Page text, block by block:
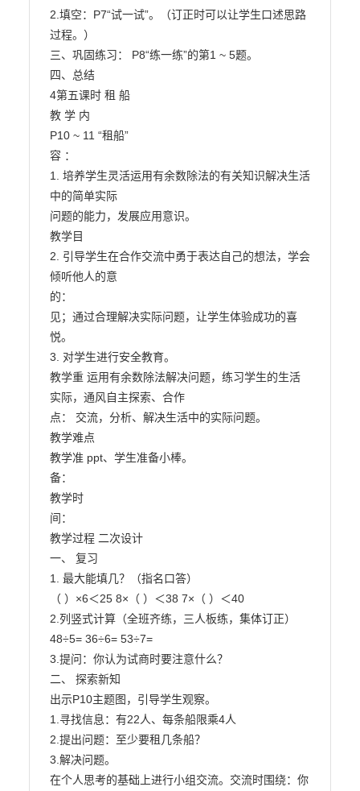
2.填空：P7“试一试”。（订正时可以让学生口述思路
过程。）
三、巩固练习： P8“练一练”的第1 ~ 5题。
四、总结
4第五课时 租 船
教 学 内
P10 ~ 11 “租船”
容 ：
1. 培养学生灵活运用有余数除法的有关知识解决生活
中的简单实际
问题的能力，发展应用意识。
教学目
2. 引导学生在合作交流中勇于表达自己的想法，学会
倾听他人的意
的：
见；通过合理解决实际问题，让学生体验成功的喜
悦。
3. 对学生进行安全教育。
教学重 运用有余数除法解决问题，练习学生的生活
实际，通风自主探索、合作
点： 交流，分析、解决生活中的实际问题。
教学难点
教学准 ppt、学生准备小棒。
备：
教学时
间：
教学过程 二次设计
一、 复习
1. 最大能填几？（指名口答）
（ ）×6＜25 8×（ ）＜38 7×（ ）＜40
2.列竖式计算（全班齐练，三人板练，集体订正）
48÷5= 36÷6= 53÷7=
3.提问：你认为试商时要注意什么？
二、 探索新知
出示P10主题图，引导学生观察。
1.寻找信息：有22人、每条船限乘4人
2.提出问题：至少要租几条船？
3.解决问题。
在个人思考的基础上进行小组交流。交流时围绕：你